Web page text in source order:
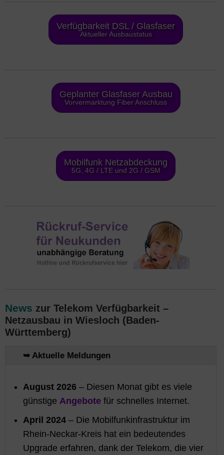
Verfügbarkeit DSL / Glasfaser
Aktueller Ausbaustatus
Geplanter Glasfaser Ausbau
Vorvermarktung Fiber Anschluss
Mobilfunk Netzabdeckung
5G, 4G / LTE und 2G / GSM
News zur Telekom Verfügbarkeit –
Netzausbau in Wiesloch (Baden-
Württemberg)
➥ Aktuelle Meldungen
August 2026 – Diesen Monat gibt es viele
günstige Angebote für schnelles Internet.
April 2024 – Die Mobilfunkinfrastruktur im
Rhein-Neckar-Kreis hat ein bedeutendes
Upgrade erfahren, dank der Telekom, die vier